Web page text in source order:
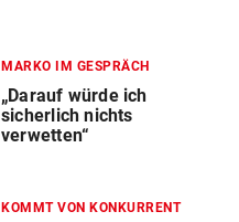
MARKO IM GESPRÄCH
„Darauf würde ich
sicherlich nichts
verwetten“
KOMMT VON KONKURRENT